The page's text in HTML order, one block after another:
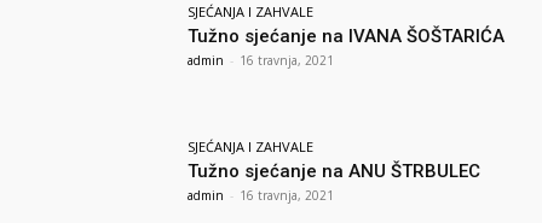
SJEĆANJA I ZAHVALE
Tužno sjećanje na IVANA ŠOŠTARIĆA
admin - 16 travnja, 2021
SJEĆANJA I ZAHVALE
Tužno sjećanje na ANU ŠTRBULEC
admin - 16 travnja, 2021